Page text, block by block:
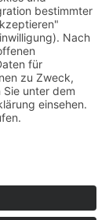
v3-Service
eingegebenen
Daten zu Ihren